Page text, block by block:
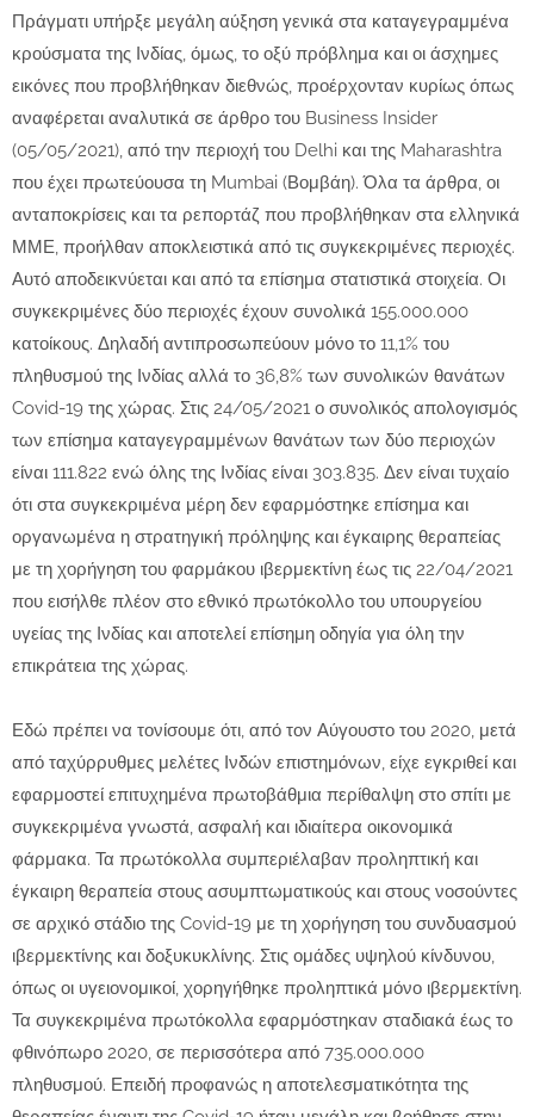
Πράγματι υπήρξε μεγάλη αύξηση γενικά στα καταγεγραμμένα
κρούσματα της Ινδίας, όμως, το οξύ πρόβλημα και οι άσχημες
εικόνες που προβλήθηκαν διεθνώς, προέρχονταν κυρίως όπως
αναφέρεται αναλυτικά σε άρθρο του Business Insider
(05/05/2021), από την περιοχή του Delhi και της Maharashtra
που έχει πρωτεύουσα τη Mumbai (Βομβάη). Όλα τα άρθρα, οι
ανταποκρίσεις και τα ρεπορτάζ που προβλήθηκαν στα ελληνικά
ΜΜΕ, προήλθαν αποκλειστικά από τις συγκεκριμένες περιοχές.
Αυτό αποδεικνύεται και από τα επίσημα στατιστικά στοιχεία. Οι
συγκεκριμένες δύο περιοχές έχουν συνολικά 155.000.000
κατοίκους. Δηλαδή αντιπροσωπεύουν μόνο το 11,1% του
πληθυσμού της Ινδίας αλλά το 36,8% των συνολικών θανάτων
Covid-19 της χώρας. Στις 24/05/2021 ο συνολικός απολογισμός
των επίσημα καταγεγραμμένων θανάτων των δύο περιοχών
είναι 111.822 ενώ όλης της Ινδίας είναι 303.835. Δεν είναι τυχαίο
ότι στα συγκεκριμένα μέρη δεν εφαρμόστηκε επίσημα και
οργανωμένα η στρατηγική πρόληψης και έγκαιρης θεραπείας
με τη χορήγηση του φαρμάκου ιβερμεκτίνη έως τις 22/04/2021
που εισήλθε πλέον στο εθνικό πρωτόκολλο του υπουργείου
υγείας της Ινδίας και αποτελεί επίσημη οδηγία για όλη την
επικράτεια της χώρας.
Εδώ πρέπει να τονίσουμε ότι, από τον Αύγουστο του 2020, μετά
από ταχύρρυθμες μελέτες Ινδών επιστημόνων, είχε εγκριθεί και
εφαρμοστεί επιτυχημένα πρωτοβάθμια περίθαλψη στο σπίτι με
συγκεκριμένα γνωστά, ασφαλή και ιδιαίτερα οικονομικά
φάρμακα. Τα πρωτόκολλα συμπεριέλαβαν προληπτική και
έγκαιρη θεραπεία στους ασυμπτωματικούς και στους νοσούντες
σε αρχικό στάδιο της Covid-19 με τη χορήγηση του συνδυασμού
ιβερμεκτίνης και δοξυκυκλίνης. Στις ομάδες υψηλού κίνδυνου,
όπως οι υγειονομικοί, χορηγήθηκε προληπτικά μόνο ιβερμεκτίνη.
Τα συγκεκριμένα πρωτόκολλα εφαρμόστηκαν σταδιακά έως το
φθινόπωρο 2020, σε περισσότερα από 735.000.000
πληθυσμού. Επειδή προφανώς η αποτελεσματικότητα της